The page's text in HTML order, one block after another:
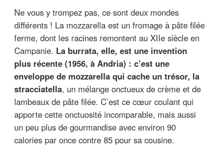
Ne vous y trompez pas, ce sont deux mondes
différents ! La mozzarella est un fromage à pâte filée
ferme, dont les racines remontent au XIIe siècle en
Campanie. La burrata, elle, est une invention
plus récente (1956, à Andria) : c’est une
enveloppe de mozzarella qui cache un trésor, la
stracciatella, un mélange onctueux de crème et de
lambeaux de pâte filée. C’est ce cœur coulant qui
apporte cette onctuosité incomparable, mais aussi
un peu plus de gourmandise avec environ 90
calories par once contre 85 pour sa cousine.